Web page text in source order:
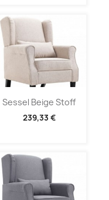
Sessel Beige Stoff
239,33 €